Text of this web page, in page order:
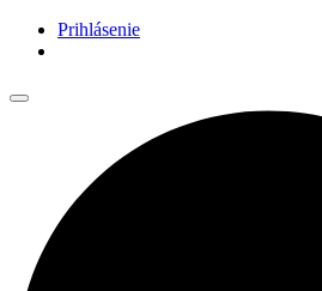
Prihlásenie